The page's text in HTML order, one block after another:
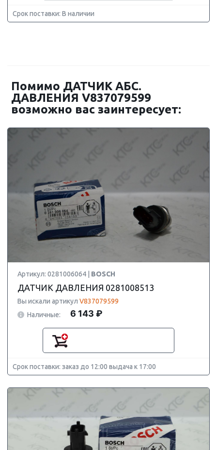
Срок поставки: В наличии
Помимо ДАТЧИК АБС.
ДАВЛЕНИЯ V837079599
возможно вас заинтересует:
Артикул: 0281006064 | BOSCH
ДАТЧИК ДАВЛЕНИЯ 0281008513
Вы искали артикул V837079599
Наличные:
6 143 ₽
Срок поставки: заказ до 12:00 выдача к 17:00